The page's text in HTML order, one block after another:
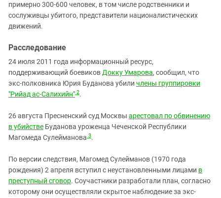
примерно 300-600 человек, в том числе родственники и
сослуживцы убитого, представители националистических
движений.
Расследование
24 июля 2011 года информационный ресурс,
поддерживающий боевиков Докку Умарова, сообщил, что
экс-полковника Юрия Буданова убили члены группировки
"Рийад ас-Салихийн" 2.
26 августа Пресненский суд Москвы арестовал по обвинению
в убийстве Буданова уроженца Чеченской Республики
Магомеда Сулейманова 3.
По версии следствия, Магомед Сулейманов (1970 года
рождения) 2 апреля вступил с неустановленными лицами в
преступный сговор. Соучастники разработали план, согласно
которому они осуществляли скрытое наблюдение за экс-